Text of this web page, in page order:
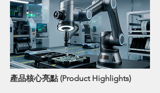
產品核心亮點 (Product Highlights)